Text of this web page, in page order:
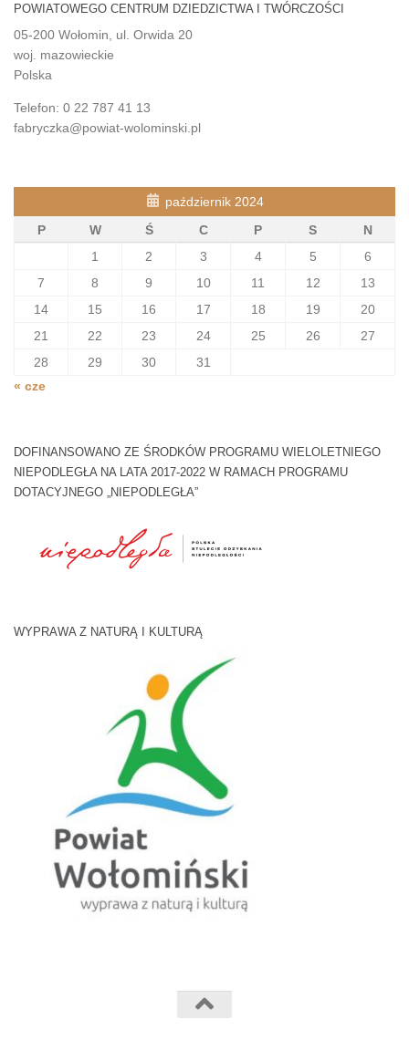
POWIATOWEGO CENTRUM DZIEDZICTWA I TWÓRCZOŚCI
05-200 Wołomin, ul. Orwida 20
woj. mazowieckie
Polska
Telefon: 0 22 787 41 13
fabryczka@powiat-wolominski.pl
październik 2024
P
W Ś C P S
N
1
2 3 4 5
6
7
8 9 10 11 12
13
14
15 16 17 18 19
20
21
22 23 24 25 26
27
28
29 30
31
« cze
DOFINANSOWANO ZE ŚRODKÓW PROGRAMU WIELOLETNIEGO
NIEPODLEGŁA NA LATA 2017-2022 W RAMACH PROGRAMU
DOTACYJNEGO „NIEPODLEGŁA”
WYPRAWA Z NATURĄ I KULTURĄ